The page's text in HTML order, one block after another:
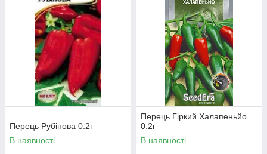
Перець Рубінова 0.2г
В наявності
Перець Гіркий Халапеньйо
0.2г
В наявності